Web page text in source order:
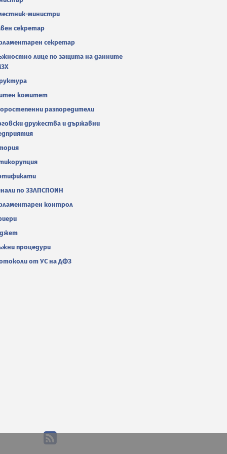
министри
секретар
секретар
лице по защита на данните
комитет
разпоредители
дружества и държавни
по ЗЗЛПСПОИН
контрол
процедури
от УС на ДФЗ